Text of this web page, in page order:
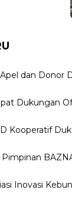
dan Donor
Dukungan
Kooperatif
Inovasi